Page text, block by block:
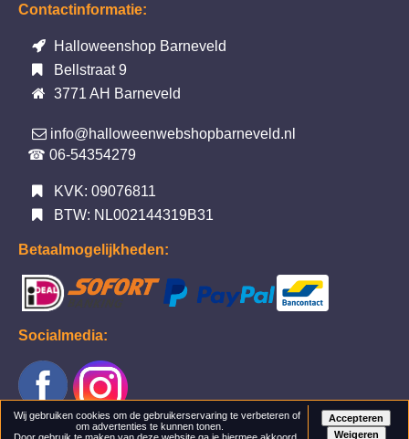
Contactinformatie:
Halloweenshop Barneveld
Bellstraat 9
3771 AH Barneveld
info@halloweenwebshopbarneveld.nl
☎ 06-54354279
KVK: 09076811
BTW: NL002144319B31
Betaalmogelijkheden:
Socialmedia:
Wij gebruiken cookies om de gebruikerservaring te verbeteren of
om advertenties te kunnen tonen.
Accepteren
Weigeren